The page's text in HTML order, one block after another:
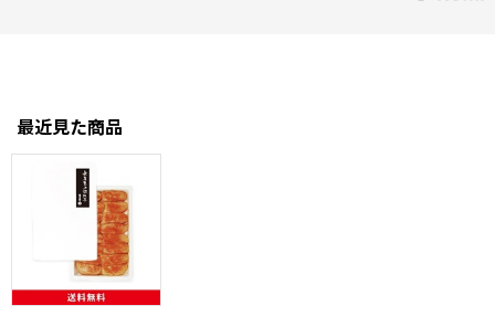
最近見た商品